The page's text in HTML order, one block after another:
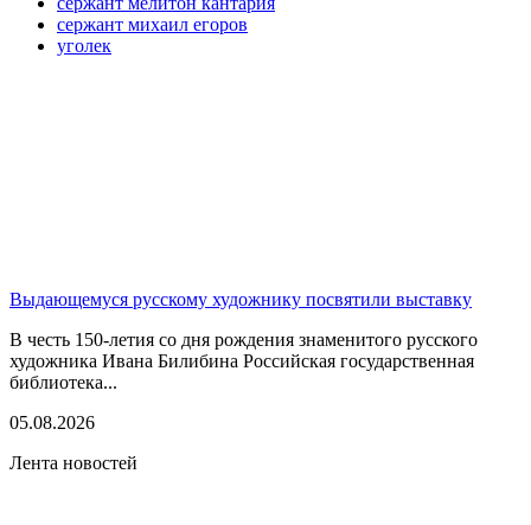
сержант михаил егоров
уголек
Выдающемуся русскому художнику посвятили выставку
В честь 150-летия со дня рождения знаменитого русского
художника Ивана Билибина Российская государственная
библиотека...
05.08.2026
Лента новостей